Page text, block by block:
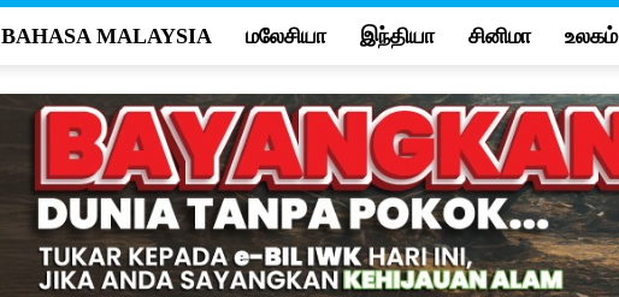
Osai
BAHASA MALAYSIA மலேசியா இந்தியா சினிமா உலகம்